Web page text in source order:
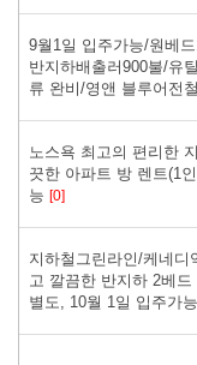
9월1일 입주가능/원베
반지하배출러900불/유
류 완비/영앤 블루어전
노스욕 최고의 편리한
끗한 아파트 방 렌트(1
능 [0]
지하철그린라인/케네
고 깔끔한 반지하 2베
별도, 10월 1일 입주가능